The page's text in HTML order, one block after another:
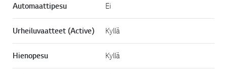
Automaattipesu Ei
Urheiluvaatteet (Active) Kyllä
Hienopesu Kyllä